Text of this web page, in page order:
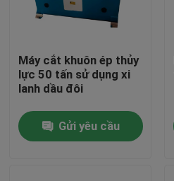
Nhà
Máy cắt khuôn ép thủy
lực 50 tấn sử dụng xi
lanh dầu đôi
Gửi yêu cầu